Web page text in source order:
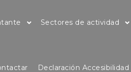
Sectores de actividad
Declaración Accesibilidad